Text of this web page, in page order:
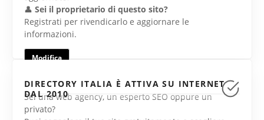
👤 Sei il proprietario di questo sito?
Registrati per rivendicarlo e aggiornare le
informazioni.
Modifica
DIRECTORY ITALIA È ATTIVA SU INTERNET
DAL 2010
Sei una web agency, un esperto SEO oppure un
privato?